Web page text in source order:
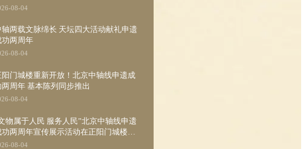
08-04
轴两载文脉绵长 天坛四大活动献礼申遗
功两周年
08-04
阳门城楼重新开放！北京中轴线申遗成
两周年 基本陈列同步推出
08-04
于人民 服务人民”北京中轴线申遗
功两周年宣传展示活动在正阳门城楼举
08-04